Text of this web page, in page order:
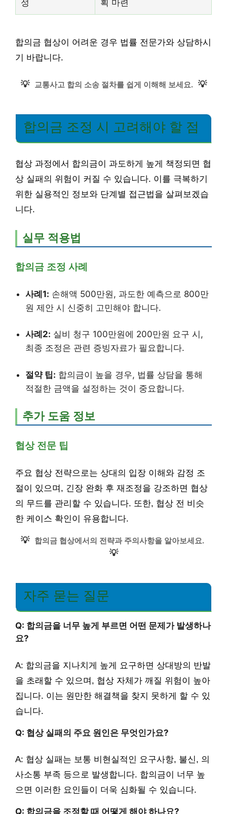
성 획 마련
합의금 협상이 어려운 경우 법률 전문가와 상담하시
기 바랍니다.
💡 교통사고 합의 소송 절차를 쉽게 이해해 보세요. 💡
합의금 조정 시 고려해야 할 점
협상 과정에서 합의금이 과도하게 높게 책정되면 협
상 실패의 위험이 커질 수 있습니다. 이를 극복하기
위한 실용적인 정보와 단계별 접근법을 살펴보겠습
니다.
실무 적용법
합의금 조정 사례
사례1: 손해액 500만원, 과도한 예측으로 800만
원 제안 시 신중히 고민해야 합니다.
사례2: 실비 청구 100만원에 200만원 요구 시,
최종 조정은 관련 증빙자료가 필요합니다.
절약 팁: 합의금이 높을 경우, 법률 상담을 통해
적절한 금액을 설정하는 것이 중요합니다.
추가 도움 정보
협상 전문 팁
주요 협상 전략으로는 상대의 입장 이해와 감정 조
절이 있으며, 긴장 완화 후 재조정을 강조하면 협상
의 무드를 관리할 수 있습니다. 또한, 협상 전 비슷
한 케이스 확인이 유용합니다.
💡 합의금 협상에서의 전략과 주의사항을 알아보세요.
💡
자주 묻는 질문
Q: 합의금을 너무 높게 부르면 어떤 문제가 발생하나
요?
A: 합의금을 지나치게 높게 요구하면 상대방의 반발
을 초래할 수 있으며, 협상 자체가 깨질 위험이 높아
집니다. 이는 원만한 해결책을 찾지 못하게 할 수 있
습니다.
Q: 협상 실패의 주요 원인은 무엇인가요?
A: 협상 실패는 보통 비현실적인 요구사항, 불신, 의
사소통 부족 등으로 발생합니다. 합의금이 너무 높
으면 이러한 요인들이 더욱 심화될 수 있습니다.
Q: 합의금을 조정할 때 어떻게 해야 하나요?